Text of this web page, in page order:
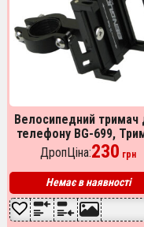
Велосипедний тримач
телефону BG-699,
для телефону
Тримач для телефону
кермо
ДропЦіна:230 грн
Немає в наявності